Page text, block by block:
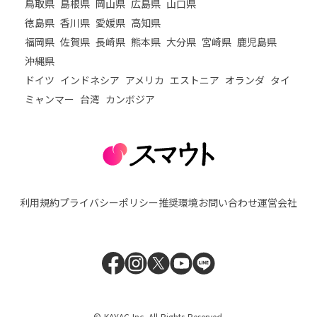
鳥取県 島根県 岡山県 広島県 山口県
徳島県 香川県 愛媛県 高知県
福岡県 佐賀県 長崎県 熊本県 大分県 宮崎県 鹿児島県
沖縄県
ドイツ インドネシア アメリカ エストニア オランダ タイ
ミャンマー 台湾 カンボジア
利用規約プライバシーポリシー推奨環境お問い合わせ運営会社